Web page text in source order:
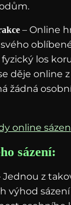
– Online
los
děje online
žádná
sázení:
Jednou z
výhod